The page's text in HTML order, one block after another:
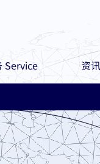
Service 资